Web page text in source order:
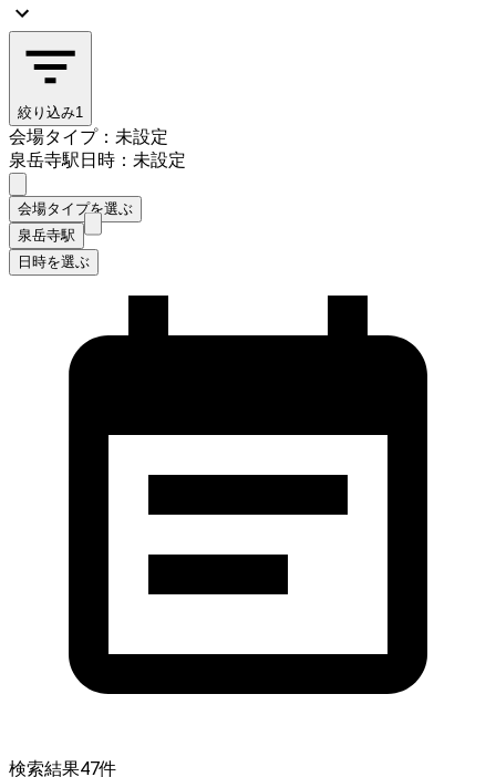
絞り込み1
会場タイプ：未設定
泉岳寺駅日時：未設定
会場タイプを選ぶ
泉岳寺駅
日時を選ぶ
検索結果47件